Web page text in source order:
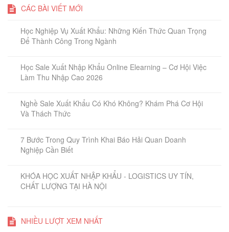
CÁC BÀI VIẾT MỚI
Học Nghiệp Vụ Xuất Khẩu: Những Kiến Thức Quan Trọng
Để Thành Công Trong Ngành
Học Sale Xuất Nhập Khẩu Online Elearning – Cơ Hội Việc
Làm Thu Nhập Cao 2026
Nghề Sale Xuất Khẩu Có Khó Không? Khám Phá Cơ Hội
Và Thách Thức
7 Bước Trong Quy Trình Khai Báo Hải Quan Doanh
Nghiệp Cần Biết
KHÓA HỌC XUẤT NHẬP KHẨU - LOGISTICS UY TÍN,
CHẤT LƯỢNG TẠI HÀ NỘI
NHIỀU LƯỢT XEM NHẤT